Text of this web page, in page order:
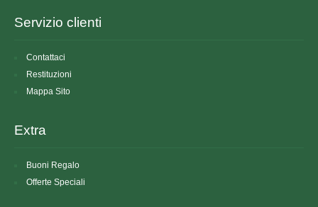
Servizio clienti
Contattaci
Restituzioni
Mappa Sito
Extra
Buoni Regalo
Offerte Speciali